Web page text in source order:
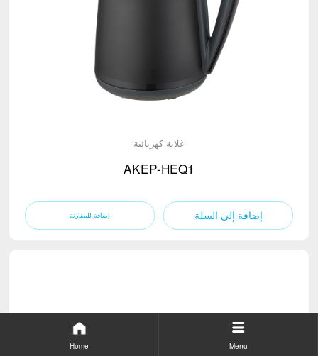
غلاية كهربائية
AKEP-HEQ1
إضافة إلى السلة
Home Menu